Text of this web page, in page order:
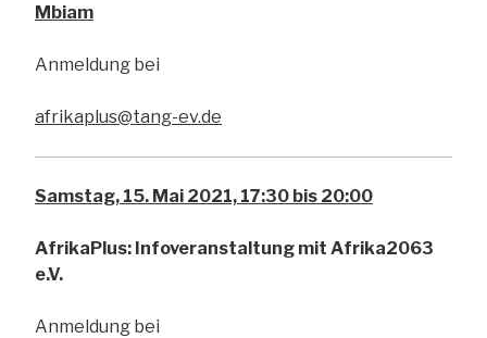
Mbiam
Anmeldung bei
afrikaplus@tang-ev.de
Samstag, 15. Mai 2021, 17:30 bis 20:00
AfrikaPlus: Infoveranstaltung mit Afrika2063
e.V.
Anmeldung bei